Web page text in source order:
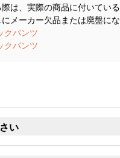
際は、実際の商品に付いてい
にメーカー欠品または廃盤に
クパンツ
クパンツ
い